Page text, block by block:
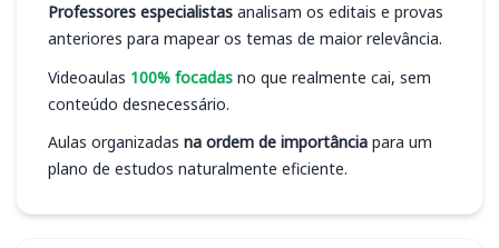
Professores especialistas analisam os editais e provas
anteriores para mapear os temas de maior relevância.
Videoaulas 100% focadas no que realmente cai, sem
conteúdo desnecessário.
Aulas organizadas na ordem de importância para um
plano de estudos naturalmente eficiente.